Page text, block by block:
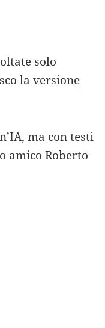
solo
laversione
ma con testi
amico Roberto